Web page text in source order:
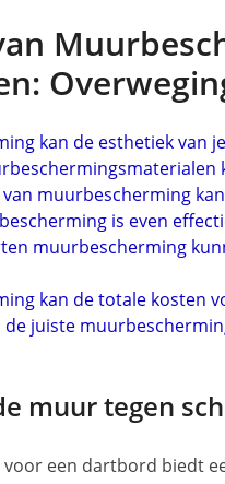
kan de esthetiek van
muurbescherming
is even
muurbescherming
kan de totale kosten
de juiste
muur tegen
een dartbord biedt